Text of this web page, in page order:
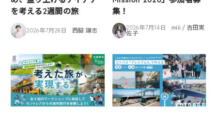
を考える2週間の旅
2026年7月28日 西脇 謙志
集！
2026年7月14日
miii / 吉田実
佐子